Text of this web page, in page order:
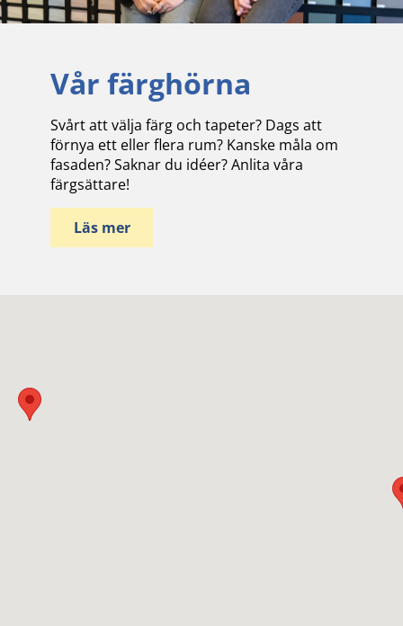
Vår färghörna
Svårt att välja färg och tapeter? Dags att
förnya ett eller flera rum? Kanske måla om
fasaden? Saknar du idéer? Anlita våra
färgsättare!
Läs mer